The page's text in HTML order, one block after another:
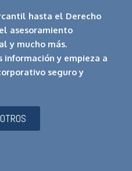
hasta el Derecho
asesoramiento
y mucho más.
información y empieza a
seguro y